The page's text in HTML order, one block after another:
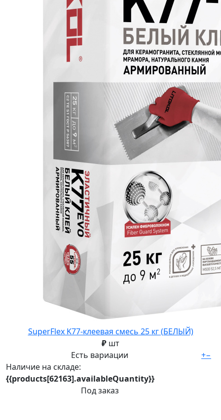
SuperFlex K77-клеевая смесь 25 кг (БЕЛЫЙ)
₽ шт
Есть вариации
Наличие на складе:
{{products[62163].availableQuantity}}
Под заказ
+−